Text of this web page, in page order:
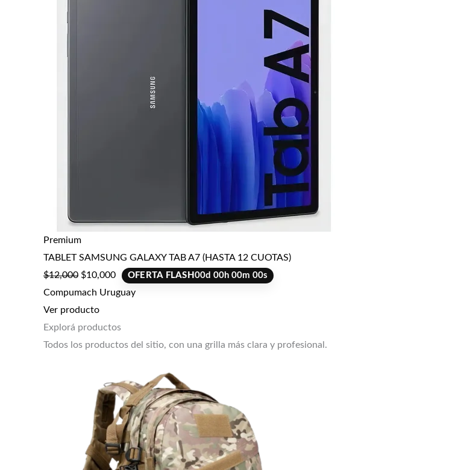
Premium
TABLET SAMSUNG GALAXY TAB A7 (HASTA 12 CUOTAS)
$12,000 $10,000 OFERTA FLASH 00d 00h 00m 00s
Compumach Uruguay
Ver producto
Explorá productos
Todos los productos del sitio, con una grilla más clara y profesional.